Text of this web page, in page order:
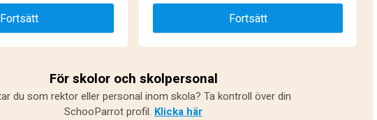
Fortsätt Fortsätt
För skolor och skolpersonal
du som rektor eller personal inom skola? Ta kontroll över din
SchooParrot profil. Klicka här